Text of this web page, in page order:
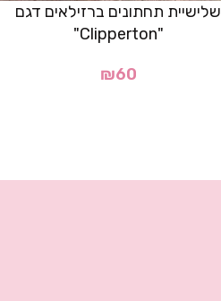
שלישיית תחתונים ברזילאים דגם
"Clipperton"
₪60